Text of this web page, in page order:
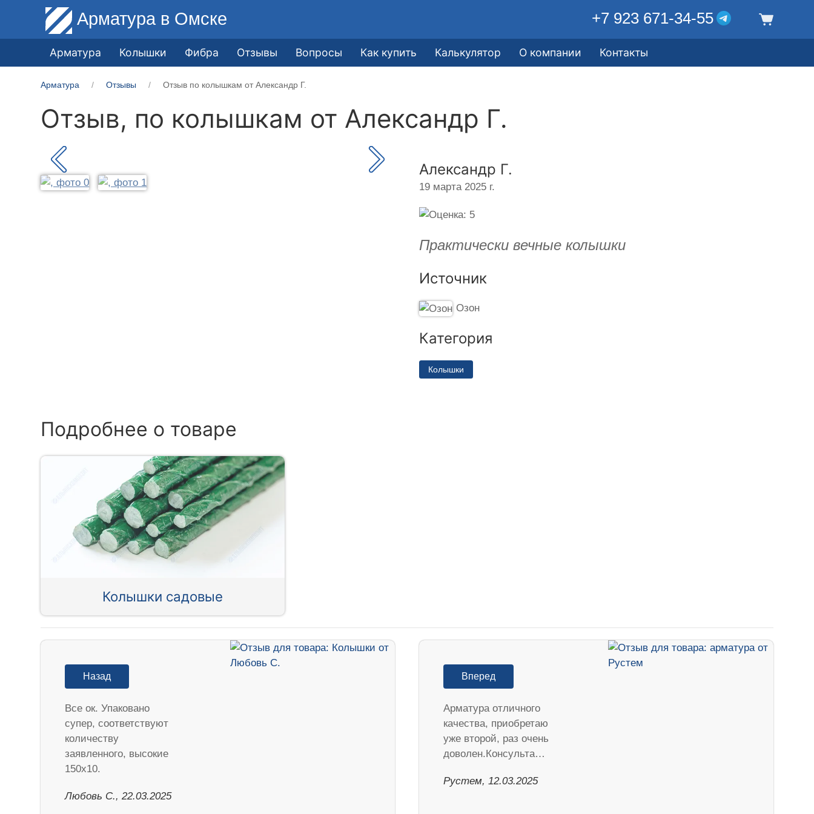
Арматура в Омске +7 923 671-34-55
Арматура Колышки Фибра Отзывы Вопросы Как купить Калькулятор О компании Контакты
Арматура Отзывы Отзыв по колышкам от Александр Г.
Отзыв, по колышкам от Александр Г.
Александр Г.
19 марта 2025 г.
Практически вечные колышки
Источник
Озон
Категория
Колышки
Подробнее о товаре
Колышки садовые
Назад
Все ок. Упаковано
супер, соответствуют
количеству
заявленного, высокие
150х10.
Любовь С., 22.03.2025
Вперед
Арматура отличного
качества, приобретаю
уже второй, раз очень
доволен.Консульта…
Рустем, 12.03.2025